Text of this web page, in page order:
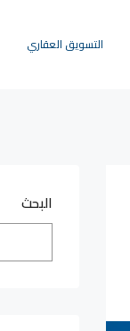
التسويق العقاري
البحث